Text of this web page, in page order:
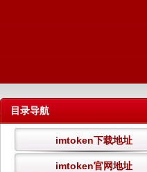
目录导航
imtoken下载地址
imtoken官网地址